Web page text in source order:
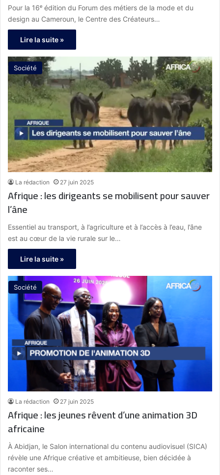
Pour la 16ᵉ édition du Forum des métiers de la mode et du
design au Cameroun, le Centre des Créateurs…
Lire la suite »
Société
La rédaction 27 juin 2025
Afrique : les dirigeants se mobilisent pour sauver
l’âne
Essentiel au transport, à l’agriculture et à l’accès à l’eau, l’âne
est au cœur de la vie rurale sur le…
Lire la suite »
Société
La rédaction 27 juin 2025
Afrique : les jeunes rêvent d’une animation 3D
africaine
À Abidjan, le Salon international du contenu audiovisuel (SICA)
révèle une Afrique créative et ambitieuse, bien décidée à
raconter ses…